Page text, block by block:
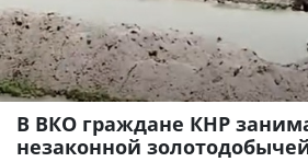
В ВКО граждане КНР
незаконной